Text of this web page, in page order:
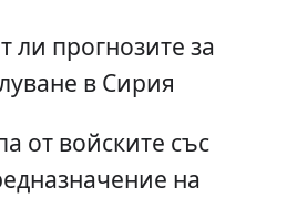
ли прогнозите за
в Сирия
от войските със
на